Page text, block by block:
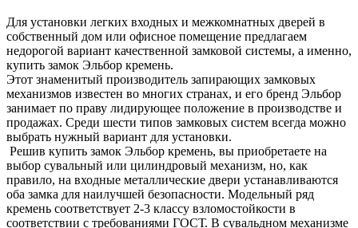
Для установки легких входных и межкомнатных дверей в
собственный дом или офисное помещение предлагаем
недорогой вариант качественной замковой системы, а именно,
купить замок Эльбор кремень.
Этот знаменитый производитель запирающих замковых
механизмов известен во многих странах, и его бренд Эльбор
занимает по праву лидирующее положение в производстве и
продажах. Среди шести типов замковых систем всегда можно
выбрать нужный вариант для установки.
Решив купить замок Эльбор кремень, вы приобретаете на
выбор сувальный или цилиндровый механизм, но, как
правило, на входные металлические двери устанавливаются
оба замка для наилучшей безопасности. Модельный ряд
кремень соответствует 2-3 классу взломостойкости в
соответствии с требованиями ГОСТ. В сувальдном механизме